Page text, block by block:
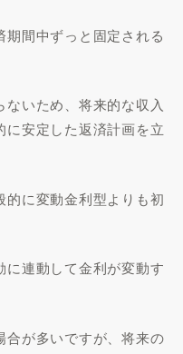
間中ずっと固定される
いため、将来的な収入
に安定した返済計画を立
的に変動金利型よりも初
連動して金利が変動す
合が多いですが、将来の